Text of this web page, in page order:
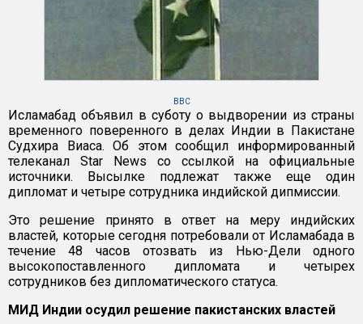
BBC
Исламабад объявил в суботу о выдворении из страны
временного поверенного в делах Индии в Пакистане
Судхира Виаса. Об этом сообщил информированный
телеканал Star News со ссылкой на официальные
источники. Высылке подлежат также еще один
дипломат и четыре сотрудника индийской дипмиссии.
Это решение принято в ответ на меру индийских
властей, которые сегодня потребовали от Исламабада в
течение 48 часов отозвать из Нью-Дели одного
высокопоставленного дипломата и четырех
сотрудников без дипломатического статуса.
МИД Индии осудил решение пакистанских властей